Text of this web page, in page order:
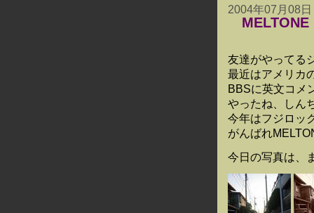
2004年07月08日
MELTONE
友達がやってる
最近はアメリカ
BBSに英文コメ
やったね、しん
今年はフジロッ
がんばれ
今日の写真は、